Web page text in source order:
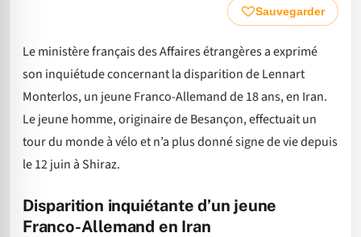
Sauvegarder
Le ministère français des Affaires étrangères a exprimé
son inquiétude concernant la disparition de Lennart
Monterlos, un jeune Franco-Allemand de 18 ans, en Iran.
Le jeune homme, originaire de Besançon, effectuait un
tour du monde à vélo et n’a plus donné signe de vie depuis
le 12 juin à Shiraz.
Disparition inquiétante d’un jeune
Franco-Allemand en Iran